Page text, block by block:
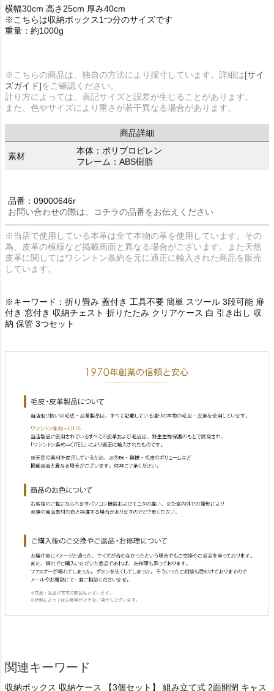
横幅30cm 高さ25cm 厚み40cm
※こちらは収納ボックス1つ分のサイズです
重量：約1000g
※こちらの商品は、独自の方法により採寸しています。詳細は[サイ
ズガイド]をご確認ください。
計り方によっては、表記サイズと誤差が生じることがあります。
また、色やサイズにより重さが若干異なる場合があります。
商品詳細
素材
本体：ポリプロピレン
フレーム：ABS樹脂
品番：09000646r
お問い合わせの際は、コチラの品番をお伝えください
※当店で使用している本革は全て本物の革を使用しています。その
為、皮革の模様など掲載画面と異なる場合がございます。また天然
皮革に関してはワシントン条約を元に適正に輸入された商品を販売
しています。
※キーワード：折り畳み 蓋付き 工具不要 簡単 スツール 3段可能 扉
付き 窓付き 収納チェスト 折りたたみ クリアケース 白 引き出し 収
納 保管 3つセット
関連キーワード
収納ボックス 収納ケース 【3個セット】 組み立て式 2面開閉 キャス